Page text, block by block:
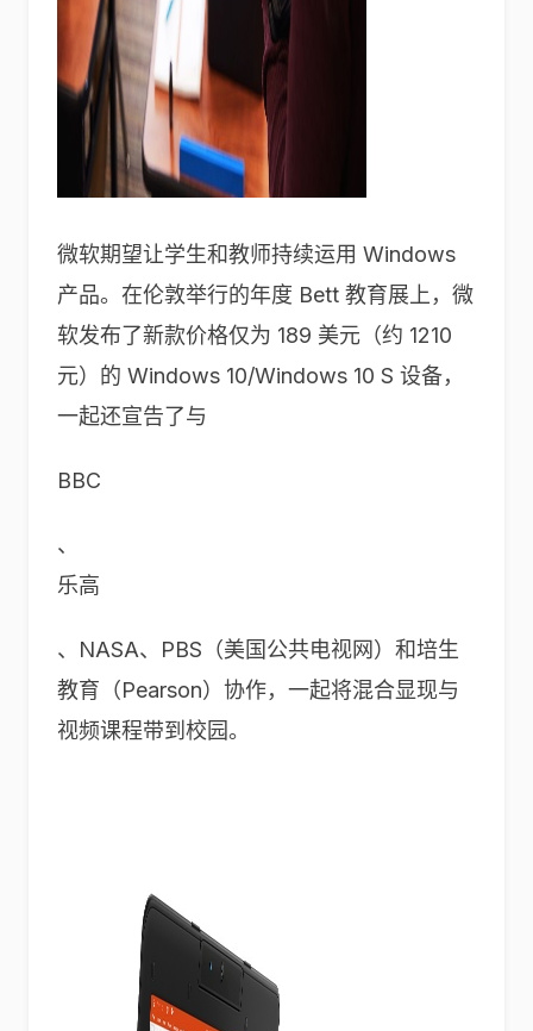
微软期望让学生和教师持续运用 Windows
产品。在伦敦举行的年度 Bett 教育展上，微
软发布了新款价格仅为 189 美元（约 1210
元）的 Windows 10/Windows 10 S 设备，
一起还宣告了与
BBC
、
乐高
、NASA、PBS（美国公共电视网）和培生
教育（Pearson）协作，一起将混合显现与
视频课程带到校园。